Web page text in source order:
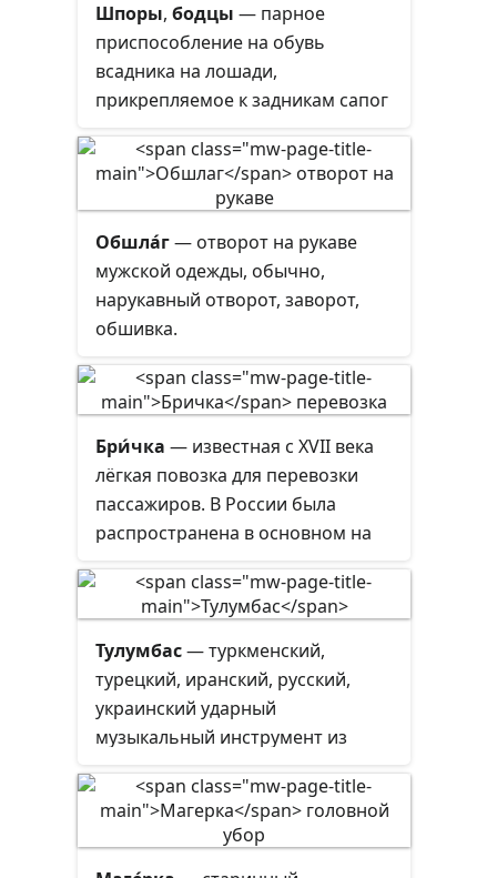
Шпоры, бодцы — парное
приспособление на обувь
всадника на лошади,
прикрепляемое к задникам сапог
Обшла́г— отворот на рукаве
мужской одежды, обычно,
нарукавный отворот, заворот,
обшивка.
Бри́чка — известная с XVII века
лёгкая повозка для перевозки
пассажиров. В России была
распространена в основном на
Тулумбас— туркменский,
турецкий, иранский, русский,
украинский ударный
музыкальный инструмент из
Разновидность литавр.
Применялся с XVII века как
воинский сигнальный